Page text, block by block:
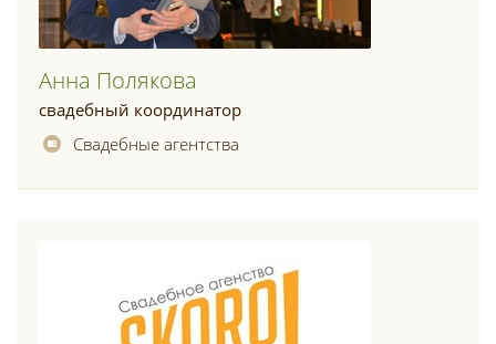
Анна Полякова
свадебный координатор
Свадебные агентства